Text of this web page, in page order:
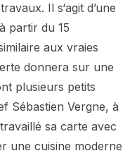
Il s‘agit d’une
partir du 15
aux vraies
donnera sur une
plusieurs petits
Sébastien Vergne, à
sa carte avec
une cuisine moderne